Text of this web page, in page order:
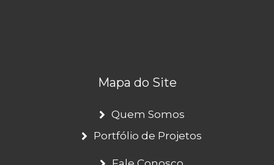
Mapa do Site
Quem Somos
Portfólio de Projetos